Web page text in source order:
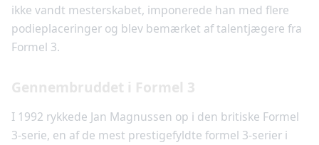
ikke vandt mesterskabet, imponerede han med flere
podieplaceringer og blev bemærket af talentjægere fra
Formel 3.
Gennembruddet i Formel 3
I 1992 rykkede Jan Magnussen op i den britiske Formel
3-serie, en af de mest prestigefyldte formel 3-serier i